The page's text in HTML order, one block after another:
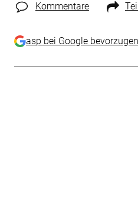
Kommentare
asp bei Google bevorzugen